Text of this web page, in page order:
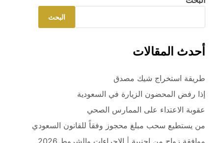
البحث
أحدث المقالات
طريقة استخراج شيك مصدق
إذا رفض المحضون الزيارة في السعودية
عقوبة الاعتداء على الممارس الصحي
من يستطيع سحب مبلغ محجوز وفقاً للقانون السعودي
موافقة زواج من اجنبية | الإجراءات والشروط 2026